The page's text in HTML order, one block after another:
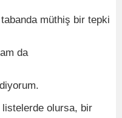
müthiş bir tepki
da
olursa, bir